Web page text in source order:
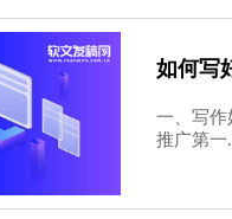
如何写
一、写作
推广第一